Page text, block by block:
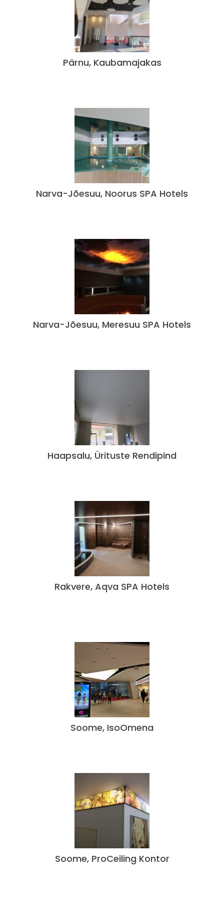
Pärnu, Kaubamajakas
Narva-Jõesuu, Noorus SPA Hotels
Narva-Jõesuu, Meresuu SPA Hotels
Haapsalu, Ürituste Rendipind
Rakvere, Aqva SPA Hotels
Soome, IsoOmena
Soome, ProCeiling Kontor